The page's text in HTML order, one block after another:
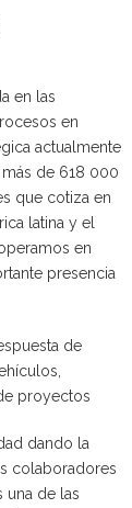
en las
en
actualmente
de 618 000
que cotiza en
latina y el
en
presencia
de
proyectos
dando la
colaboradores
una de las